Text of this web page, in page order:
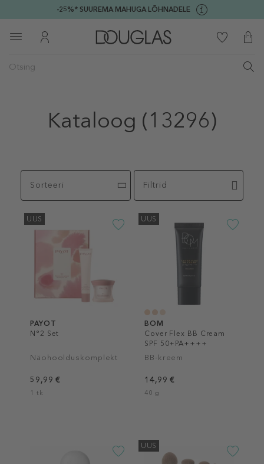
-25%* SUUREMA MAHUGA LÕHNADELE
Kataloog (13296)
Sorteeri Filtrid
UUS
PAYOT
N°2 Set
Näohoolduskomplekt
59,99 €
1 tk
UUS
BOM
Cover Flex BB Cream
SPF 50+PA++++
BB-kreem
14,99 €
40 g
UUS